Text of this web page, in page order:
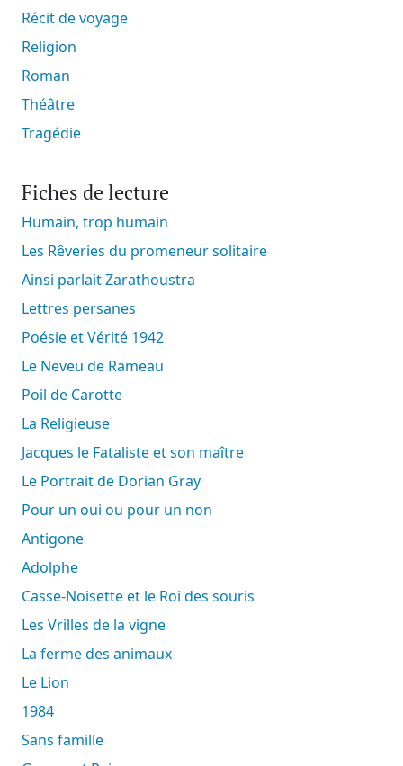
Récit de voyage
Religion
Roman
Théâtre
Tragédie
Fiches de lecture
Humain, trop humain
Les Rêveries du promeneur solitaire
Ainsi parlait Zarathoustra
Lettres persanes
Poésie et Vérité 1942
Le Neveu de Rameau
Poil de Carotte
La Religieuse
Jacques le Fataliste et son maître
Le Portrait de Dorian Gray
Pour un oui ou pour un non
Antigone
Adolphe
Casse-Noisette et le Roi des souris
Les Vrilles de la vigne
La ferme des animaux
Le Lion
1984
Sans famille